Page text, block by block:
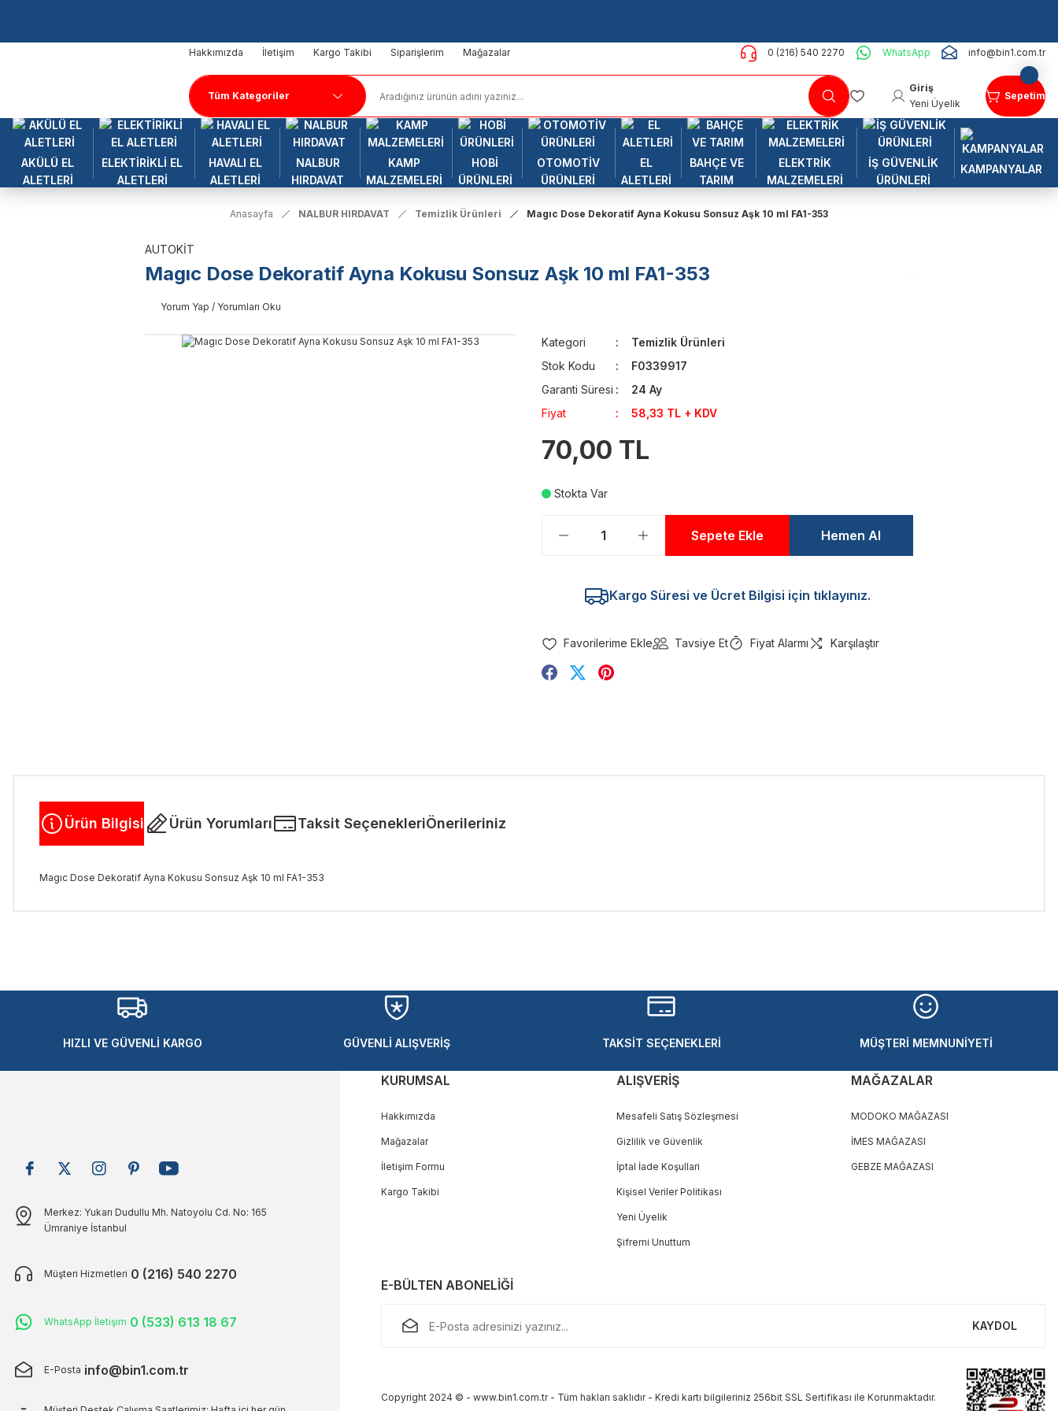
Hakkımızda İletişim Kargo Takibi Siparişlerim Mağazalar 0 (216) 540 2270 WhatsApp info@bin1.com.tr
Giriş
Yeni Üyelik
Sepetim
AKÜLÜ EL
ALETLERİ
ELEKTİRİKLİ EL
ALETLERİ
HAVALI EL
ALETLERİ
NALBUR
HIRDAVAT
KAMP
MALZEMELERİ
HOBİ
ÜRÜNLERİ
OTOMOTİV
ÜRÜNLERİ
EL
ALETLERİ
BAHÇE VE
TARIM
ELEKTRİK
MALZEMELERİ
İŞ GÜVENLİK
ÜRÜNLERİ
KAMPANYALAR
Anasayfa NALBUR HIRDAVAT Temizlik Ürünleri Magıc Dose Dekoratif Ayna Kokusu Sonsuz Aşk 10 ml FA1-353
AUTOKİT
Magıc Dose Dekoratif Ayna Kokusu Sonsuz Aşk 10 ml FA1-353
Yorum Yap / Yorumları Oku
Kategori
Temizlik Ürünleri
Stok Kodu
F0339917
Garanti Süresi
24 Ay
Fiyat
58,33 TL + KDV
70,00 TL
Stokta Var
Sepete Ekle Hemen Al
Kargo Süresi ve Ücret Bilgisi için tıklayınız.
Tavsiye Et Fiyat Alarmı Karşılaştır
Ürün Bilgisi Ürün Yorumları Taksit SeçenekleriÖnerileriniz
Magıc Dose Dekoratif Ayna Kokusu Sonsuz Aşk 10 ml FA1-353
Yorum Yaz
Ürün açıklamasında eksik bilgiler bulunuyor.
Ürün bilgilerinde hatalar bulunuyor.
Ürün fiyatı diğer sitelerden daha pahalı.
HIZLI VE GÜVENLİ KARGO GÜVENLİ ALIŞVERİŞ TAKSİT SEÇENEKLERİ MÜŞTERİ MEMNUNİYETİ
Merkez: Yukarı Dudullu Mh. Natoyolu Cd. No: 165
Ümraniye İstanbul
Müşteri Hizmetleri 0 (216) 540 2270
WhatsApp İletişim 0 (533) 613 18 67
E-Posta info@bin1.com.tr
KURUMSAL
Hakkımızda
Mağazalar
İletişim Formu
Kargo Takibi
ALIŞVERİŞ
Mesafeli Satış Sözleşmesi
Gizlilik ve Güvenlik
İptal İade Koşullari
Kişisel Veriler Politikası
Yeni Üyelik
Şifremi Unuttum
MAĞAZALAR
MODOKO MAĞAZASI
İMES MAĞAZASI
GEBZE MAĞAZASI
E-BÜLTEN ABONELİĞİ
KAYDOL
Copyright 2024 © - www.bin1.com.tr - Tüm hakları saklıdır - Kredi kartı bilgileriniz 256bit SSL Sertifikası ile Korunmaktadır.